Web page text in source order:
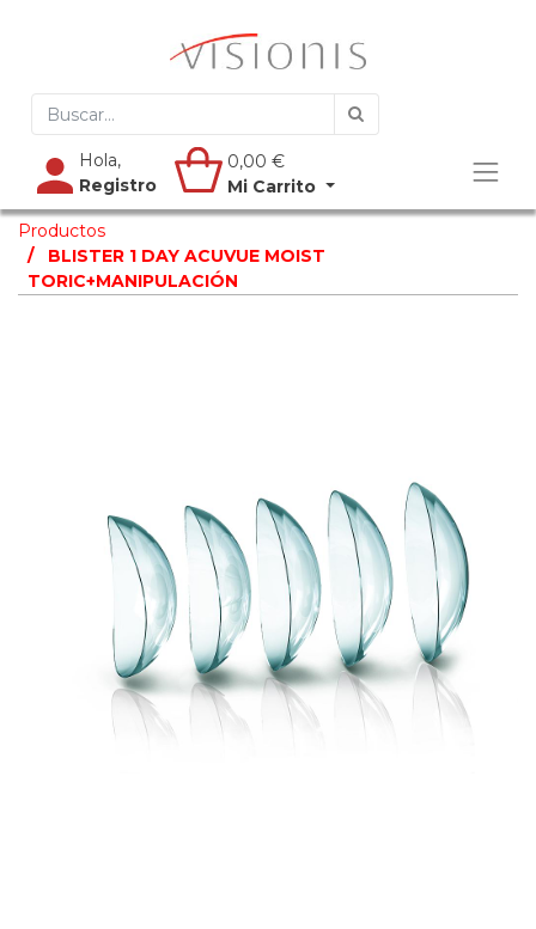
Hola,
Registro
0,00 €
Mi Carrito
Productos
BLISTER 1 DAY ACUVUE MOIST
TORIC+MANIPULACIÓN